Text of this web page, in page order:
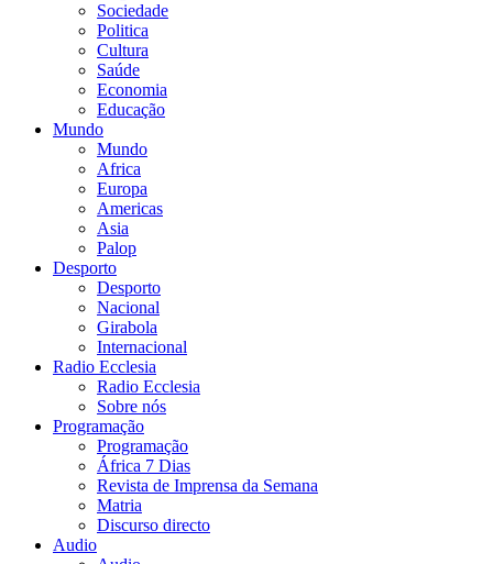
Sociedade
Politica
Cultura
Saúde
Economia
Educação
Mundo
Mundo
Africa
Europa
Americas
Asia
Palop
Desporto
Desporto
Nacional
Girabola
Internacional
Radio Ecclesia
Radio Ecclesia
Sobre nós
Programação
Programação
África 7 Dias
Revista de Imprensa da Semana
Matria
Discurso directo
Audio